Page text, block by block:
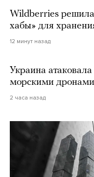
Wildberries решила
хабы» для
12 минут назад
Украина
морскими дронами
2 часа назад